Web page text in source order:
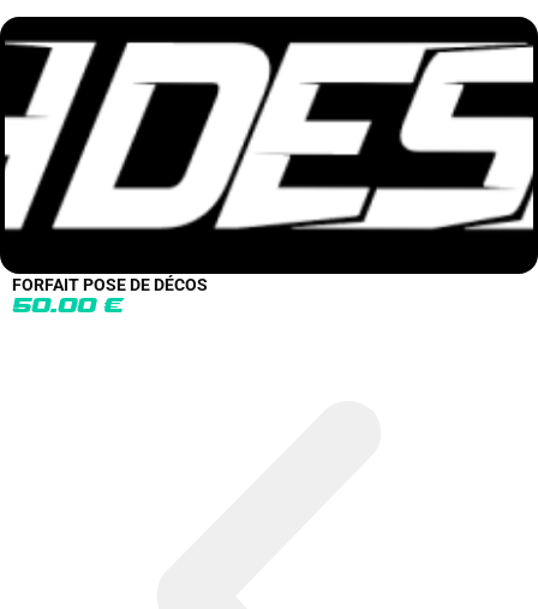
FORFAIT POSE DE DÉCOS
50.00 €